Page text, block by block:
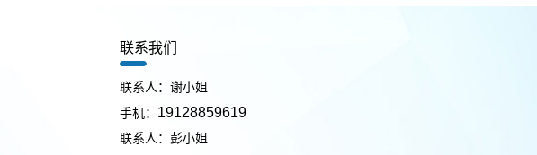
联系我们
联系人：谢小姐
手机： 19128859619
联系人：彭小姐